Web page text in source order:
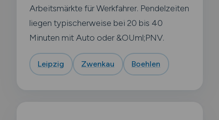
Arbeitsmärkte für Werkfahrer. Pendelzeiten
liegen typischerweise bei 20 bis 40
Minuten mit Auto oder &OUml;PNV.
Leipzig Zwenkau Boehlen